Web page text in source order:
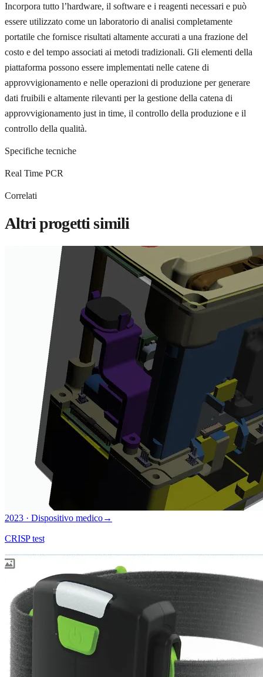
Incorpora tutto l’hardware, il software e i reagenti necessari e può
essere utilizzato come un laboratorio di analisi completamente
portatile che fornisce risultati altamente accurati a una frazione del
costo e del tempo associati ai metodi tradizionali. Gli elementi della
piattaforma possono essere implementati nelle catene di
approvvigionamento e nelle operazioni di produzione per generare
dati fruibili e altamente rilevanti per la gestione della catena di
approvvigionamento just in time, il controllo della produzione e il
controllo della qualità.
Specifiche tecniche
Real Time PCR
Correlati
Altri progetti simili
2023 · Dispositivo medico→
CRISP test